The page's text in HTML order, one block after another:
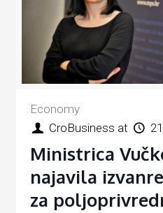
Economy
CroBusiness at
Ministrica
najavila
za